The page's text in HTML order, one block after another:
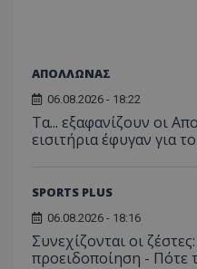
ΑΠΟΛΛΩΝΑΣ
06.08.2026 - 18:22
Τα... εξαφανίζουν οι
εισιτήρια έφυγαν για
SPORTS PLUS
06.08.2026 - 18:16
Συνεχίζονται οι
προειδοποίηση - Πότε